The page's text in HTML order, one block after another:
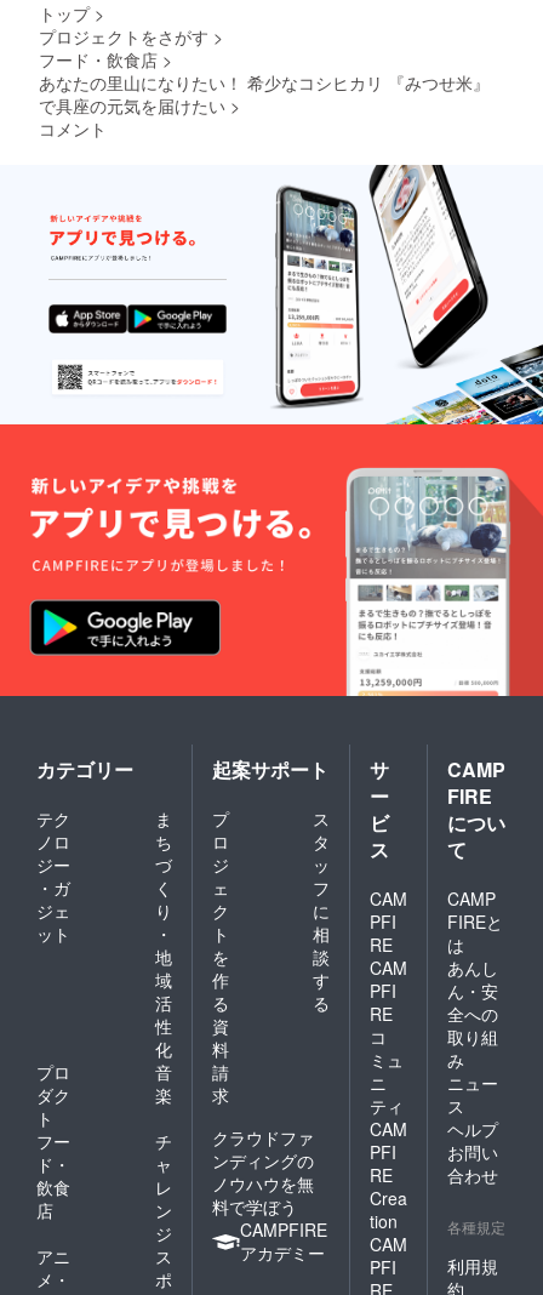
トップ >
プロジェクトをさがす >
フード・飲食店 >
あなたの里山になりたい！ 希少なコシヒカリ 『みつせ米』
で具座の元気を届けたい >
コメント
カテゴリー
テク
ノロ
ジー
・ガ
ジェ
ット
ま
ち
づ
く
り
・
地
域
活
性
化
プロ
ダク
ト
音
楽
フー
ド・
飲食
店
チ
ャ
レ
ン
ジ
アニ
メ・
ス
ポ
起案サポート
プ
ロ
ジ
ェ
ク
ト
を
作
る
ス
タ
ッ
フ
に
相
談
す
る
資
料
請
求
クラウドファ
ンディングの
ノウハウを無
料で学ぼう
CAMPFIRE
アカデミー
サ
ー
ビ
ス
CAM
PFI
RE
CAM
PFI
RE
コ
ミュ
ニ
ティ
CAM
PFI
RE
Crea
tion
CAM
PFI
RE
CAMP
FIRE
につい
て
CAMP
FIREと
は
あんし
ん・安
全への
取り組
み
ニュー
ス
ヘルプ
お問い
合わせ
各種規定
利用規
約